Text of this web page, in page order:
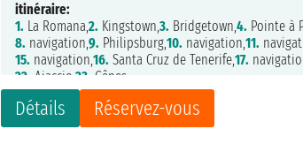
Détails Réservez-vous
itinéraire:
1. La Romana,2. Kingstown,3. Bridgetown,4. Pointe à
8. navigation,9. Philipsburg,10. navigation,11.
15. navigation,16. Santa Cruz de Tenerife,17.
22. Ajaccio,23. Gênes